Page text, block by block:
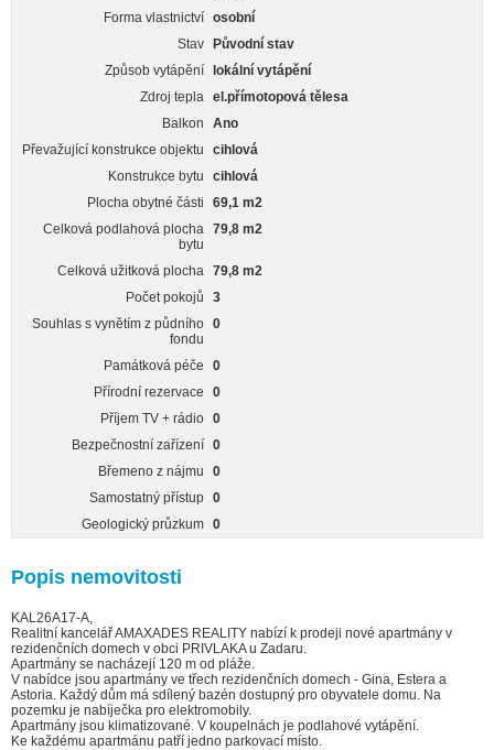
Forma vlastnictví osobní
Stav
Původní stav
Způsob vytápění
lokální vytápění
Zdroj tepla el.přímotopová tělesa
Balkon
Ano
Převažující konstrukce objektu
cihlová
Konstrukce bytu
cihlová
Plocha obytné části
69,1 m2
Celková podlahová plocha
bytu
79,8 m2
Celková užitková plocha 79,8 m2
Počet pokojů
3
Souhlas s vynětím z půdního
fondu
0
Památková péče
0
Přírodní rezervace
0
Příjem TV + rádio 0
Bezpečnostní zařízení 0
Břemeno z nájmu
0
Samostatný přístup 0
Geologický průzkum 0
Popis nemovitosti
KAL26A17-A,
Realitní kancelář AMAXADES REALITY nabízí k prodeji nové apartmány v
rezidenčních domech v obci PRIVLAKA u Zadaru.
Apartmány se nacházejí 120 m od pláže.
V nabídce jsou apartmány ve třech rezidenčních domech - Gina, Estera a
Astoria. Každý dům má sdílený bazén dostupný pro obyvatele domu. Na
pozemku je nabíječka pro elektromobily.
Apartmány jsou klimatizované. V koupelnách je podlahové vytápění.
Ke každému apartmánu patří jedno parkovací místo.